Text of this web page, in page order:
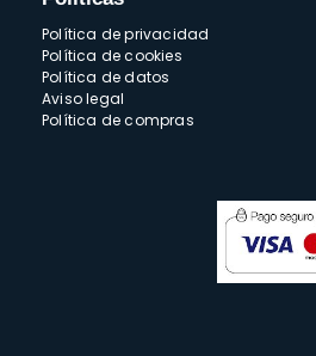
Política de privacidad
Política de cookies
Política de datos
Aviso legal
Política de compras